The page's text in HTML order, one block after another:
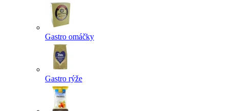
Gastro omáčky
Gastro rýže